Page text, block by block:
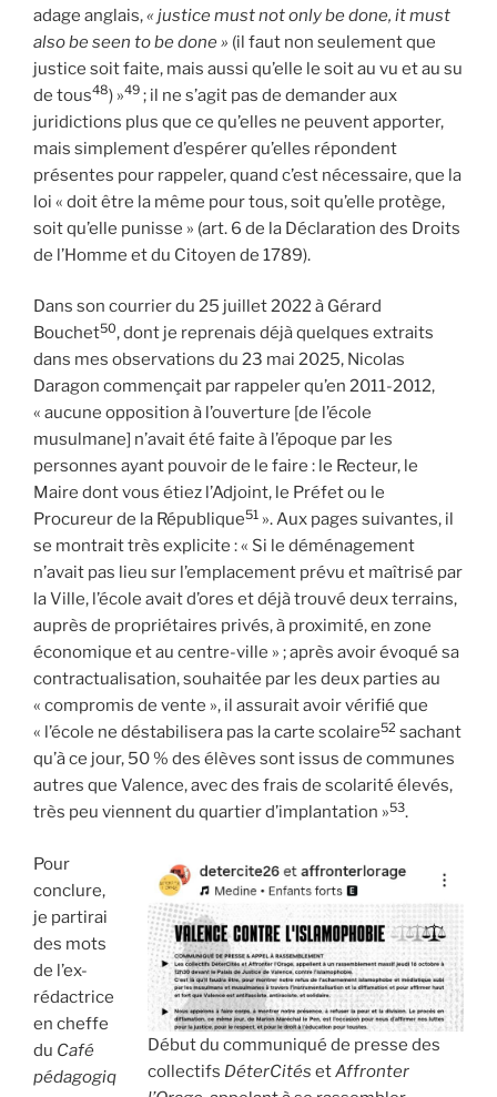
adage anglais,« justice must not only be done, it must
also be seen to be done » (il faut non seulement que
justice soit faite, mais aussi qu’elle le soit au vu et au su
de tous48) »49 ; il ne s’agit pas de demander aux
juridictions plus que ce qu’elles ne peuvent apporter,
mais simplement d’espérer qu’elles répondent
présentes pour rappeler, quand c’est nécessaire, que la
loi « doit être la même pour tous, soit qu’elle protège,
soit qu’elle punisse » (art. 6 de la Déclaration des Droits
de l’Homme et du Citoyen de 1789).
Dans son courrier du 25 juillet 2022 à Gérard
Bouchet50, dont je reprenais déjà quelques extraits
dans mes observations du 23 mai 2025, Nicolas
Daragon commençait par rappeler qu’en 2011-2012,
« aucune opposition à l’ouverture [de l’école
musulmane] n’avait été faite à l’époque par les
personnes ayant pouvoir de le faire : le Recteur, le
Maire dont vous étiez l’Adjoint, le Préfet ou le
Procureur de la République51 ». Aux pages suivantes, il
se montrait très explicite : « Si le déménagement
n’avait pas lieu sur l’emplacement prévu et maîtrisé par
la Ville, l’école avait d’ores et déjà trouvé deux terrains,
auprès de propriétaires privés, à proximité, en zone
économique et au centre-ville » ; après avoir évoqué sa
contractualisation, souhaitée par les deux parties au
« compromis de vente », il assurait avoir vérifié que
« l’école ne déstabilisera pas la carte scolaire52 sachant
qu’à ce jour, 50 % des élèves sont issus de communes
autres que Valence, avec des frais de scolarité élevés,
très peu viennent du quartier d’implantation »53.
Début du communiqué de presse des
collectifs DéterCités etAffronter
Pour
conclure,
je partirai
des mots
de l’ex-
rédactrice
en cheffe
du Café
pédagogiq